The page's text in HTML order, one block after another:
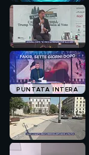
PUNTATA INTERA